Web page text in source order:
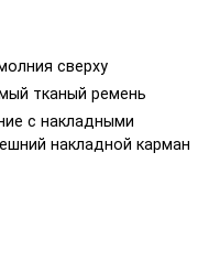
сверху
тканый ремень
с накладными
накладной карман